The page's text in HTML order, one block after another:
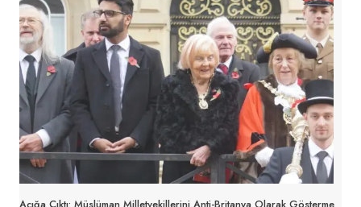
Açığa Çıktı: Müslüman Milletvekillerini Anti-Britanya Olarak Gösterme